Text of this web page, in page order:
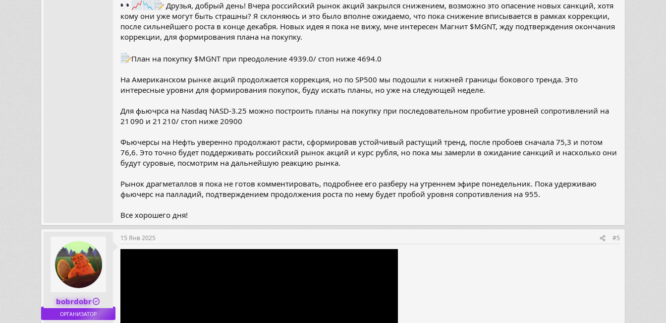
Друзья, добрый день! Вчера российский рынок акций закрылся снижением, возможно это опасение новых санкций, хотя
кому они уже могут быть страшны? Я склоняюсь и это было вполне ожидаемо, что пока снижение вписывается в рамках коррекции,
после сильнейшего роста в конце декабря. Новых идея я пока не вижу, мне интересен Магнит $MGNT, жду подтверждения окончания
коррекции, для формирования плана на покупку.
План на покупку $MGNT при преодоление 4939.0/ стоп ниже 4694.0
На Американском рынке акций продолжается коррекция, но по SP500 мы подошли к нижней границы бокового тренда. Это
интересные уровни для формирования покупок, буду искать планы, но уже на следующей неделе.
Для фьючрса на Nasdaq NASD-3.25 можно построить планы на покупку при последовательном пробитие уровней сопротивлений на
21 090 и 21 210/ стоп ниже 20900
Фьючерсы на Нефть уверенно продолжают расти, сформировав устойчивый растущий тренд, после пробоев сначала 75,3 и потом
76,6. Это точно будет поддерживать российский рынок акций и курс рубля, но пока мы замерли в ожидание санкций и насколько они
будут суровые, посмотрим на дальнейшую реакцию рынка.
Рынок драгметаллов я пока не готов комментировать, подробнее его разберу на утреннем эфире понедельник. Пока удерживаю
фьючерс на палладий, подтверждением продолжения роста по нему будет пробой уровня сопротивления на 955.
Все хорошего дня!
bobrdobr
ОРГАНИЗАТОР
15 Янв 2025 #5